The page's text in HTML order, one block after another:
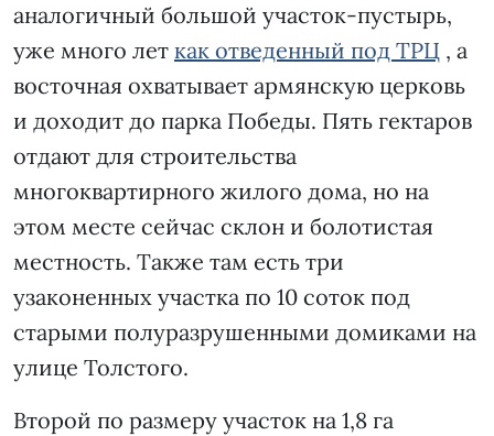
аналогичный большой участок-пустырь,
уже много лет как отведенный под ТРЦ , а
восточная охватывает армянскую церковь
и доходит до парка Победы. Пять гектаров
отдают для строительства
многоквартирного жилого дома, но на
этом месте сейчас склон и болотистая
местность. Также там есть три
узаконенных участка по 10 соток под
старыми полуразрушенными домиками на
улице Толстого.
Второй по размеру участок на 1,8 га